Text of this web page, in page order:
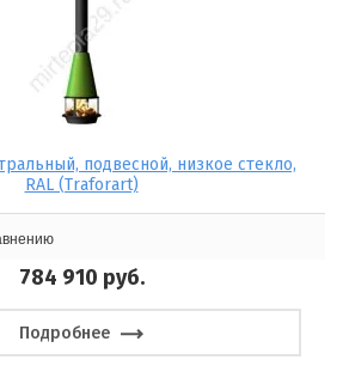
подвесной, низкое стекло,
RAL (Traforart)
784 910 руб.
Подробнее